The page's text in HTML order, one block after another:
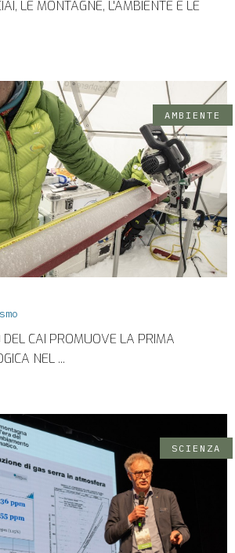
LE MONTAGNE, L'AMBIENTE E LE
AMBIENTE
CAI PROMUOVE LA PRIMA
NEL ...
SCIENZA